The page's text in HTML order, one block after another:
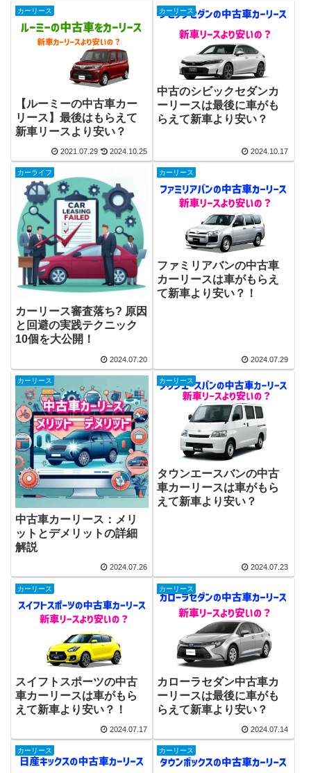
カーリース
【ルーミーの中古車カー
リース】最後はもらえて
新車リースより安い？
2021.07.29 2024.10.25
カーリース
中古のシビックセダンカ
ーリースは最後に車がも
らえて新車より安い？
2024.10.17
カーライフ
カーリース審査落ち? 原因
と回避の実践テクニック
10個を大公開！
2024.07.20
カーリース
ファミリアバンの中古車
カーリースは車がもらえ
て新車より安い？！
2024.07.29
カーリース
中古車カーリース：メリ
ットとデメリットの詳細
解説
2024.07.26
カーリース
タウンエースバンの中古
車カーリースは車がもら
えて新車より安い？
2024.07.23
カーリース
スイフトスポーツの中古
車カーリースは車がもら
えて新車より安い？！
2024.07.17
カーリース
カローラセダン中古車カ
ーリースは最後に車がも
らえて新車より安い？
2024.07.14
カーリース カーリース